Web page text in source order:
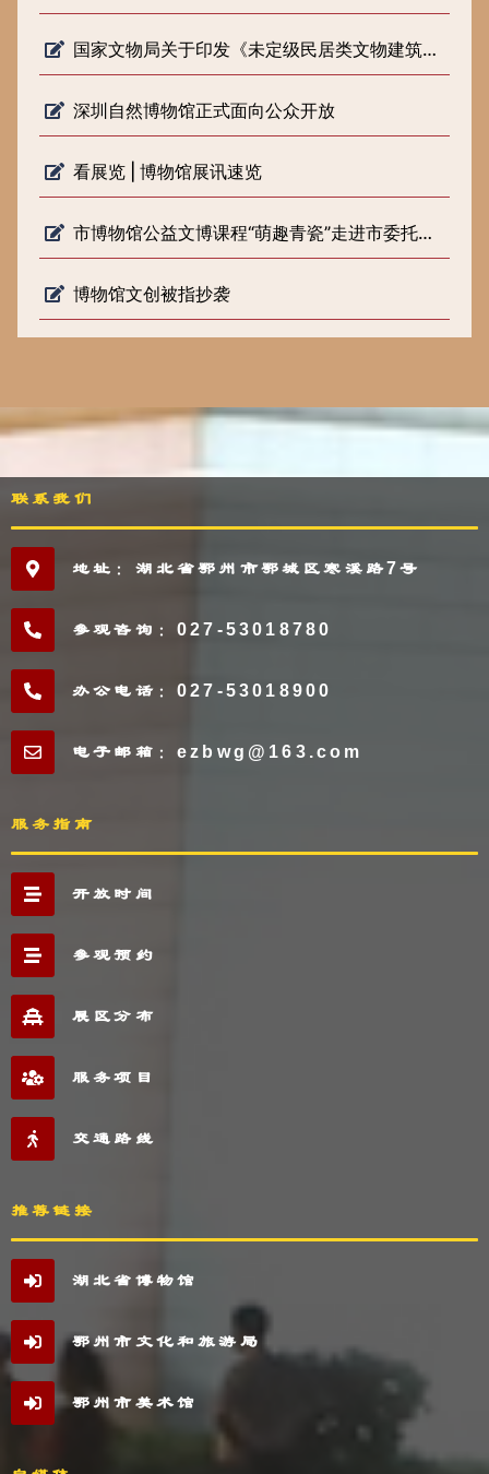
国家文物局关于印发《未定级民居类文物建筑修缮审批工作指引（试行）》的通知
深圳自然博物馆正式面向公众开放
看展览 | 博物馆展讯速览
市博物馆公益文博课程“萌趣青瓷”走进市委托管课堂
博物馆文创被指抄袭
联系我们
地址：湖北省鄂州市鄂城区寒溪路7号
参观咨询：027-53018780
办公电话：027-53018900
电子邮箱：ezbwg@163.com
服务指南
开放时间
参观预约
展区分布
服务项目
交通路线
推荐链接
湖北省博物馆
鄂州市文化和旅游局
鄂州市美术馆